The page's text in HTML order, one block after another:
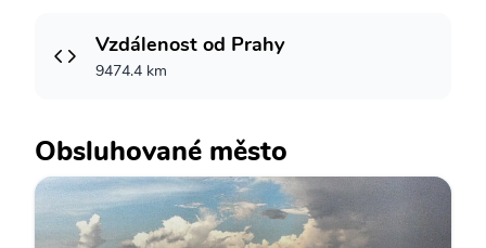
Vzdálenost od Prahy
9474.4 km
Obsluhované město